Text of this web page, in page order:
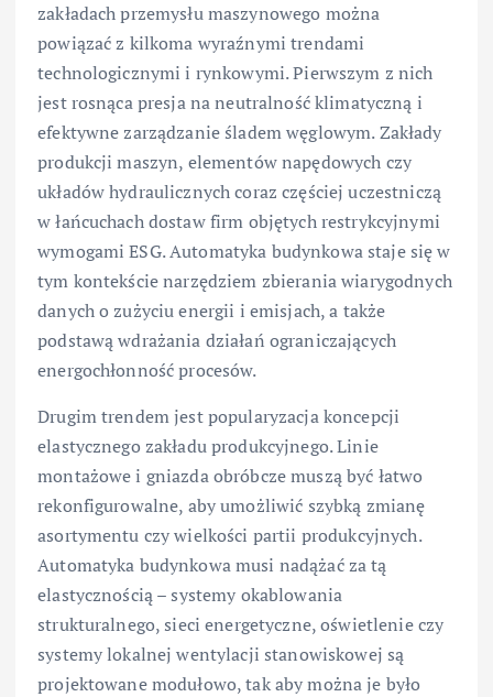
zakładach przemysłu maszynowego można
powiązać z kilkoma wyraźnymi trendami
technologicznymi i rynkowymi. Pierwszym z nich
jest rosnąca presja na neutralność klimatyczną i
efektywne zarządzanie śladem węglowym. Zakłady
produkcji maszyn, elementów napędowych czy
układów hydraulicznych coraz częściej uczestniczą
w łańcuchach dostaw firm objętych restrykcyjnymi
wymogami ESG. Automatyka budynkowa staje się w
tym kontekście narzędziem zbierania wiarygodnych
danych o zużyciu energii i emisjach, a także
podstawą wdrażania działań ograniczających
energochłonność procesów.
Drugim trendem jest popularyzacja koncepcji
elastycznego zakładu produkcyjnego. Linie
montażowe i gniazda obróbcze muszą być łatwo
rekonfigurowalne, aby umożliwić szybką zmianę
asortymentu czy wielkości partii produkcyjnych.
Automatyka budynkowa musi nadążać za tą
elastycznością – systemy okablowania
strukturalnego, sieci energetyczne, oświetlenie czy
systemy lokalnej wentylacji stanowiskowej są
projektowane modułowo, tak aby można je było